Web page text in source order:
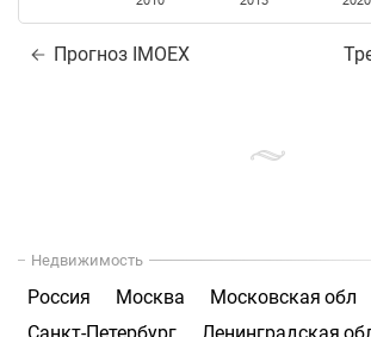
Прогноз IMOEX
Недвижимость
Россия Москва
Московская обл